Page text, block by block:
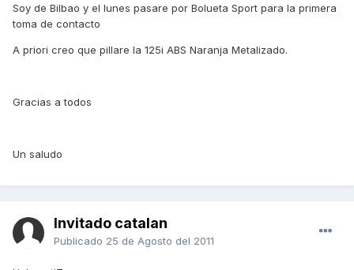
Soy de Bilbao y el lunes pasare por Bolueta Sport para la primera
toma de contacto
A priori creo que pillare la 125i ABS Naranja Metalizado.
Gracias a todos
Un saludo
Invitado catalan
Publicado 25 de Agosto del 2011